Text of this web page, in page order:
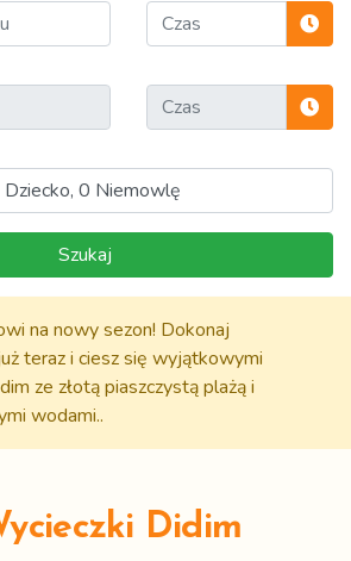
Szukaj
na nowy sezon! Dokonaj
teraz i ciesz się wyjątkowymi
ze złotą piaszczystą plażą i
wodami..
Didim